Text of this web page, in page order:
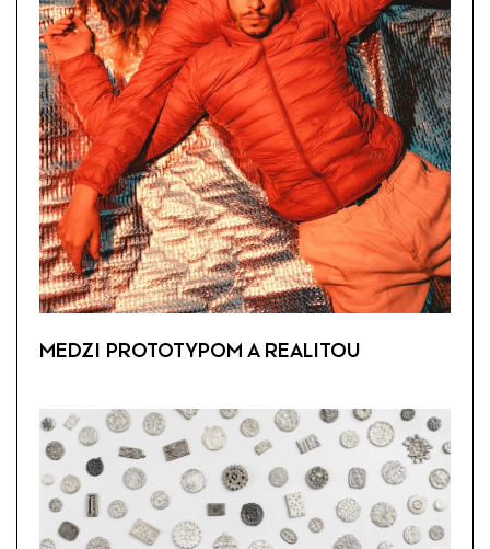
MEDZI PROTOTYPOM A REALITOU